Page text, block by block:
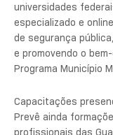
universidades
especializado e
de segurança
e promovendo o
Programa Município
Capacitações
Prevê ainda
profissionais das